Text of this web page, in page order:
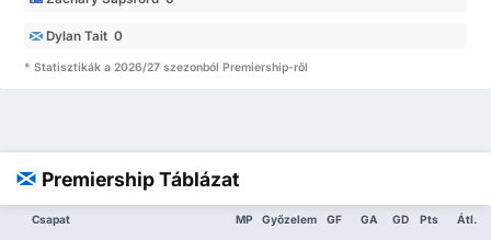
Dylan Tait 0
* Statisztikák a 2026/27 szezonból Premiership-ről
Premiership Táblázat
Csapat MP Győzelem GF GA GD Pts Átl.